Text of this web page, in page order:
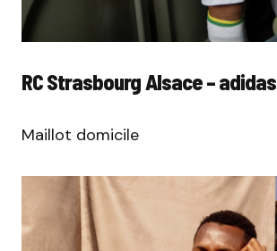
RC Strasbourg Alsace – adidas
Maillot domicile